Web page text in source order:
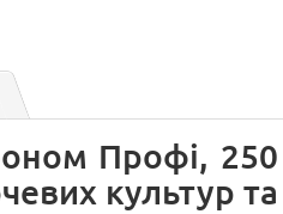
Профі,
культур та